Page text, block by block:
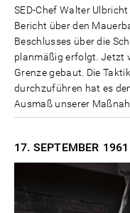
SED-Chef Walter
Bericht über den
Beschlusses über die
planmäßig erfolgt. Jetzt
Grenze gebaut. Die
durchzuführen hat es
Ausmaß unserer
17. SEPTEMBER 1961